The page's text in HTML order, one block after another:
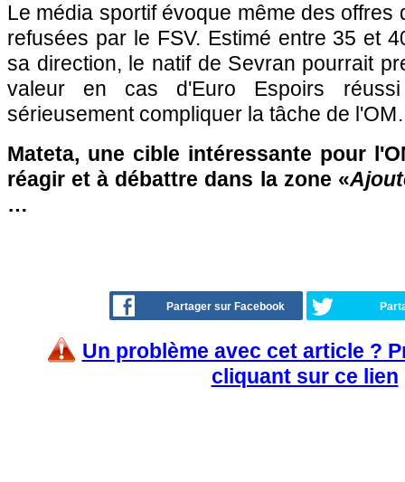
Le média sportif évoque même des offres
refusées par le FSV. Estimé entre 35 et
sa direction, le natif de Sevran pourrait
valeur en cas d'Euro Espoirs
sérieusement compliquer la tâche de
Mateta, une cible intéressante pour
réagir et à débattre dans la zone «
…
Partager sur Facebook
Un problème avec cet article ?
cliquant sur ce lien